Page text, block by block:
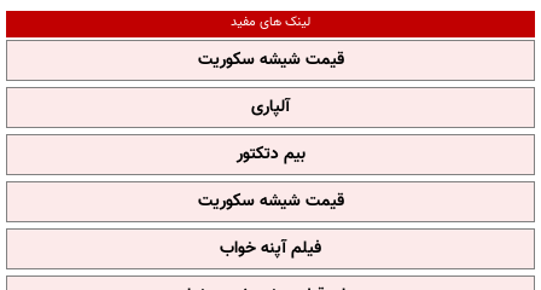
لینک های مفید
قیمت شیشه سکوریت
آلپاری
بیم دتکتور
قیمت شیشه سکوریت
فیلم آپنه خواب